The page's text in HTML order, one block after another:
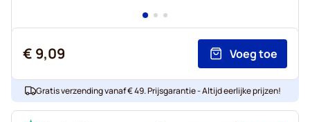
€ 9,09 Voeg toe
Gratis verzending vanaf € 49. Prijsgarantie - Altijd eerlijke prijzen!